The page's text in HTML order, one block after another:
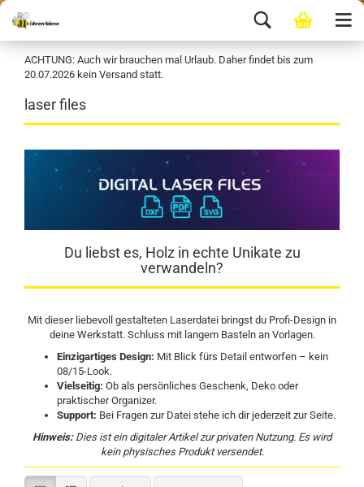
ACHTUNG: Auch wir brauchen mal Urlaub. Daher findet bis zum
20.07.2026 kein Versand statt.
laser files
Du liebst es, Holz in echte Unikate zu
verwandeln?
Mit dieser liebevoll gestalteten Laserdatei bringst du Profi-Design in
deine Werkstatt. Schluss mit langem Basteln an Vorlagen.
Einzigartiges Design: Mit Blick fürs Detail entworfen – kein
08/15-Look.
Vielseitig: Ob als persönliches Geschenk, Deko oder
praktischer Organizer.
Support: Bei Fragen zur Datei stehe ich dir jederzeit zur Seite.
Hinweis: Dies ist ein digitaler Artikel zur privaten Nutzung. Es wird
kein physisches Produkt versendet.